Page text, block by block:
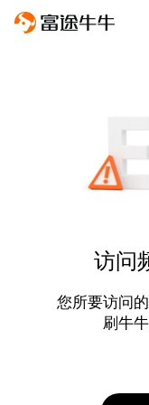
访问
您所要访问
刷牛